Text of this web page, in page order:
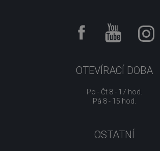
OTEVÍRACÍ DOBA
Po - Čt 8 - 17 hod.
Pá 8 - 15 hod.
OSTATNÍ